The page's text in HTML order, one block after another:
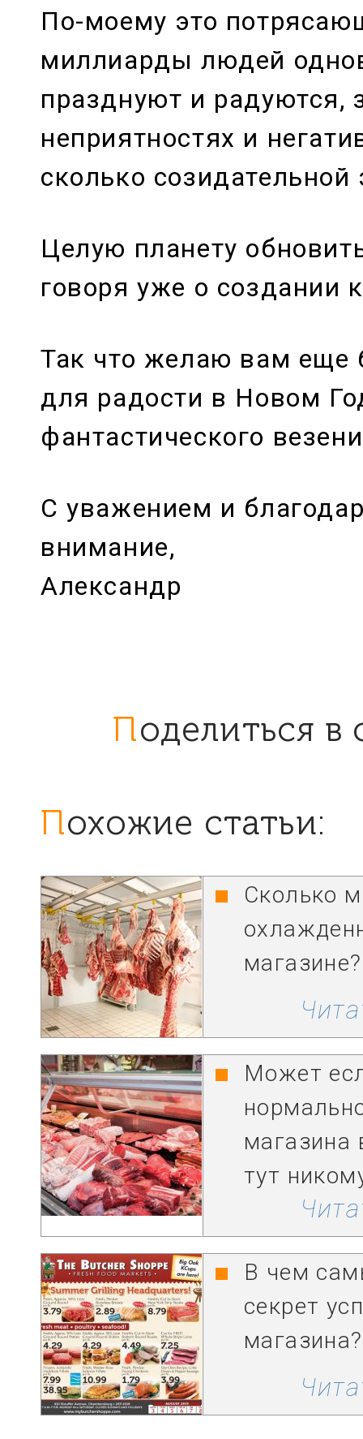
По-моему это
миллиарды людей
празднуют и радуются,
неприятностях и
сколько созидательной
Целую планету
говоря уже о создании
Так что желаю вам еще
для радости в Новом
фантастического
С уважением и
внимание,
Александр
Поделиться
Похожие статьи:
Сколько
магазине?
Может
магазина
тут
В чем
секрет
магазина?